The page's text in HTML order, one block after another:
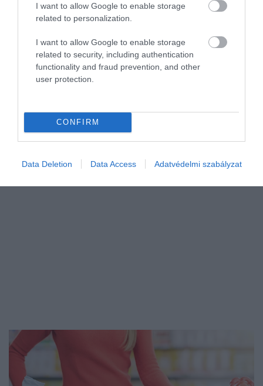
I want to allow Google to enable storage
related to personalization.
I want to allow Google to enable storage
related to security, including authentication
functionality and fraud prevention, and other
user protection.
CONFIRM
Data Deletion Data Access Adatvédelmi szabályzat
A kormány, a kereskedők és az elemzők. Mindhárom kör
képviselői értékelték a friss inflációs adatokat. A nézőpontok és az